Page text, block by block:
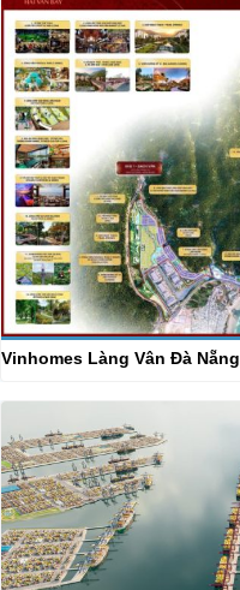
Vinhomes Làng Vân Đà Nẵng